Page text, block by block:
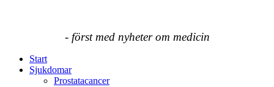
- först med nyheter om medicin
Start
Sjukdomar
Prostatacancer